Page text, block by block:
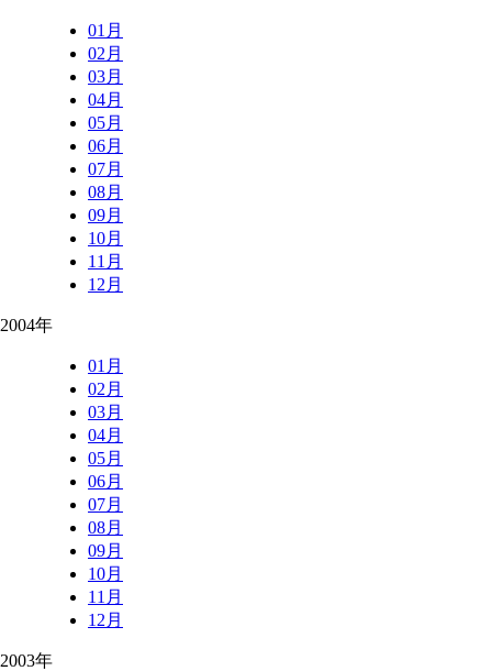
01月
02月
03月
04月
05月
06月
07月
08月
09月
10月
11月
12月
2004年
01月
02月
03月
04月
05月
06月
07月
08月
09月
10月
11月
12月
2003年